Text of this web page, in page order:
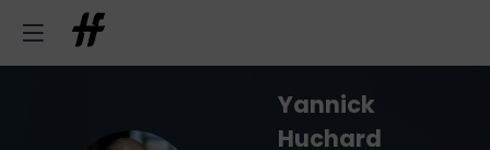
Yannick
Huchard